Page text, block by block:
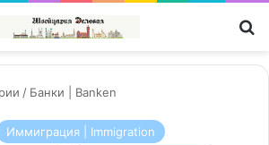
/ Банки | Banken
Иммиграция | Immigration